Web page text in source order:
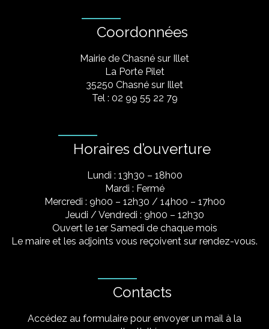
Coordonnées
Mairie de Chasné sur Illet
La Porte Pilet
35250 Chasné sur Illet
Tel : 02 99 55 22 79
Horaires d’ouverture
Lundi : 13h30 – 18h00
Mardi : Fermé
Mercredi : 9h00 – 12h30 / 14h00 – 17h00
Jeudi / Vendredi : 9h00 – 12h30
Ouvert le 1er Samedi de chaque mois
Le maire et les adjoints vous reçoivent sur rendez-vous.
Contacts
Accédez au formulaire pour envoyer un mail à la